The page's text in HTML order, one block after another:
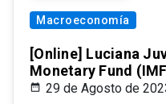
Macroeconomía
[Online] Luciana
Monetary Fund
29 de Agosto de